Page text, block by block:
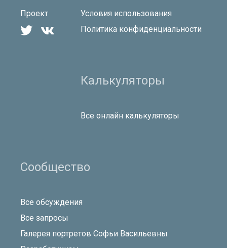
Проект
 
Условия использования
Политика конфиденциальности
Калькуляторы
Все онлайн калькуляторы
Сообщество
Все обсуждения
Все запросы
Галерея портретов Софьи Васильевны